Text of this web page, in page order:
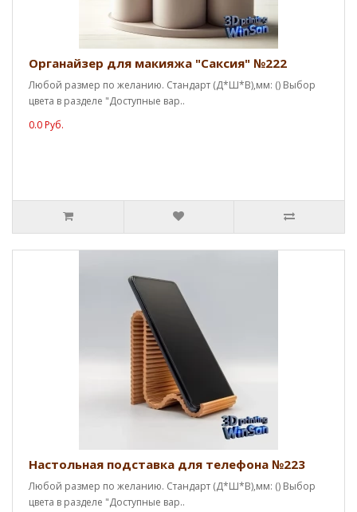
Органайзер для макияжа "Саксия" №222
Любой размер по желанию. Стандарт (Д*Ш*В),мм: () Выбор
цвета в разделе "Доступные вар..
0.0 Руб.
Настольная подставка для телефона №223
Любой размер по желанию. Стандарт (Д*Ш*В),мм: () Выбор
цвета в разделе "Доступные вар..